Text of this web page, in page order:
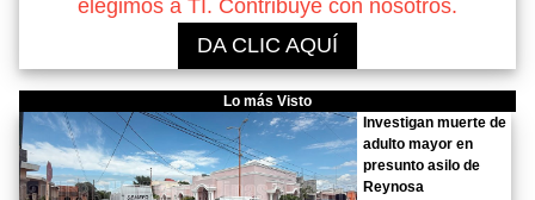
elegimos a TI. Contribuye con nosotros.
DA CLIC AQUÍ
Lo más Visto
Investigan muerte de
adulto mayor en
presunto asilo de
Reynosa